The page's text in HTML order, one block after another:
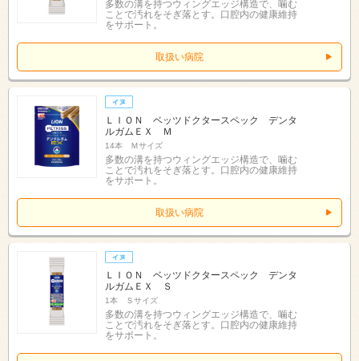
多数の溝を持つウィングエッジ構造で、噛む
ことで汚れをそぎ落とす。口腔内の健康維持
をサポート。
取扱い病院
ＬＩＯＮ ベッツドクタースペック デンタ
ルガムＥＸ Ｍ
14本 Ｍサイズ
多数の溝を持つウィングエッジ構造で、噛む
ことで汚れをそぎ落とす。口腔内の健康維持
をサポート。
取扱い病院
ＬＩＯＮ ベッツドクタースペック デンタ
ルガムＥＸ Ｓ
1本 Ｓサイズ
多数の溝を持つウィングエッジ構造で、噛む
ことで汚れをそぎ落とす。口腔内の健康維持
をサポート。